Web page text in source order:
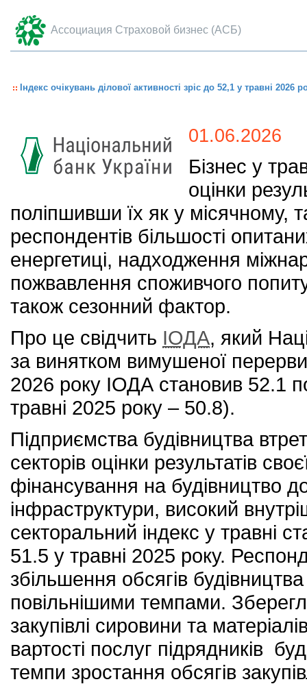
Ассоциация Страховой бизнес (АСБ)
Індекс очікувань ділової активності зріс до 52,1 у травні 2026
01.06.2026
Бізнес у
оцінки
поліпшивши їх як у місячному,
респондентів більшості
енергетиці, надходження
пожвавлення споживчого
також сезонний фактор.
Про це свідчить IОДА, який
за винятком вимушеної перерви
2026 року ІОДА становив 52.1
травні 2025 року – 50.8).
Підприємства будівництва
секторів оцінки результатів
фінансування на будівництво
інфраструктури, високий
секторальний індекс у травні
51.5 у травні 2025 року.
збільшення обсягів
повільнішими темпами.
закупівлі сировини та
вартості послуг підрядників
темпи зростання обсягів